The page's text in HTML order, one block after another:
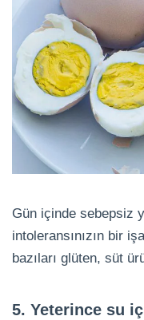
Gün içinde sebepsiz
intoleransınızın bir
bazıları glüten, süt
5. Yeterince su